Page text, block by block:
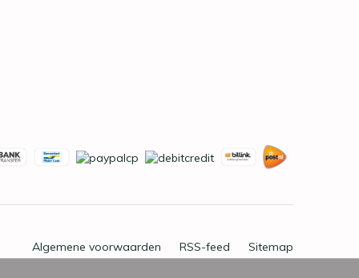
Algemene voorwaarden RSS-feed Sitemap